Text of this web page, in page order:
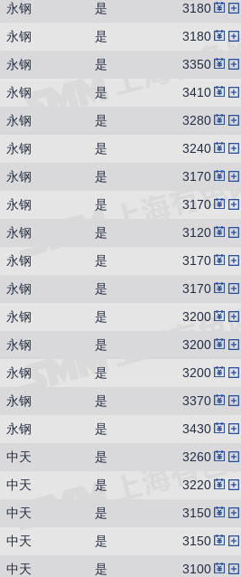
永钢 是 3180
永钢 是 3180
永钢 是 3350
永钢 是 3410
永钢 是 3280
永钢 是 3240
永钢 是 3170
永钢 是 3170
永钢 是 3120
永钢 是 3170
永钢 是 3170
永钢 是 3200
永钢 是 3200
永钢 是 3200
永钢 是 3370
永钢 是 3430
中天 是 3260
中天 是 3220
中天 是 3150
中天 是 3150
中天 是 3100